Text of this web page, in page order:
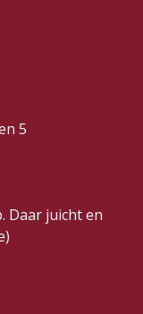
5
Daar juicht en